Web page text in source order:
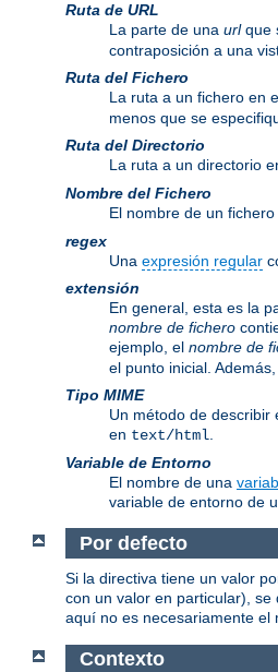
Ruta de URL
La parte de una urlque
contraposición a una
Ruta del Fichero
La ruta a un fichero en
menos que se
Ruta del Directorio
La ruta a un directorio
Nombre del Fichero
El nombre de un
regex
Una expresión regular
extensión
En general, esta es la
nombre de fichero
ejemplo, el nombre de
el punto inicial.
Tipo MIME
Un método de
en text/html
Variable de Entorno
El nombre de una
variable de entorno de
Por defecto
Si la directiva tiene un valor
con un valor en particular),
aquí no es necesariamente el
Contexto